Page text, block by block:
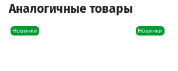
Аналогичные товары
Новинки Новинки